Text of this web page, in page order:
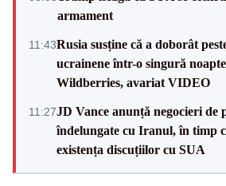
armament
11:43Rusia susține că a doborât
ucrainene într-o singură
Wildberries, avariat VIDEO
11:27JD Vance anunță negocieri de
îndelungate cu Iranul, în timp
existența discuțiilor cu SUA